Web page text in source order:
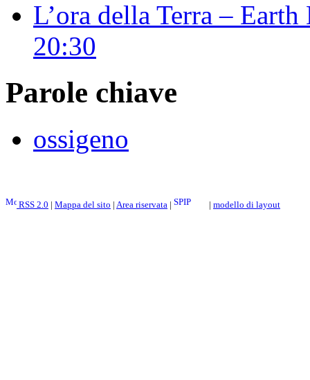
L’ora della Terra –
20:30
Parole chiave
ossigeno
RSS 2.0 | Mappa del sito | Area riservata | | modello di layout